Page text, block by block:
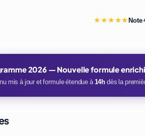
★★★★★Note
2026 — Nouvelle formule
mis à jour et formule étendue à14hdès la